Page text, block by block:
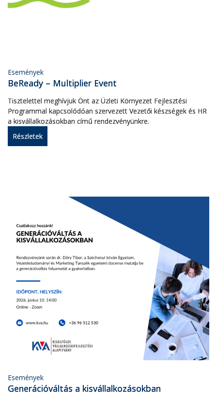
Események
BeReady – Multiplier Event
Tisztelettel meghívjuk Önt az Üzleti Környezet Fejlesztési
Programmal kapcsolódóan szervezett Vezetői készségek és HR
a kisvállalkozásokban című rendezvényünkre.
Részletek
Események
Generációváltás a kisvállalkozásokban